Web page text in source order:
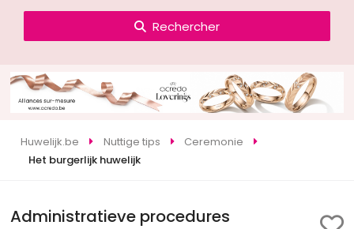
Rechercher
Huwelijk.be Nuttige tips
Ceremonie
Het burgerlijk huwelijk
Administratieve procedures